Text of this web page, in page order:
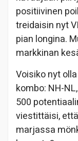
positiivinen
treidaisin nyt
pian longina.
markkinan
Voisiko nyt
kombo: NH-
500
viestittäisi,
marjassa